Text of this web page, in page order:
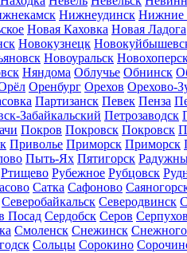
Нижнеудинск Нижние
Новая Каховка Новая Ладога
Новокузнецк
Новоуральск
Няндома Облучье Обнинск
Оренбург Орехов Орехово-
Партизанск Певек Пенза
Забайкальский Петрозаводск
Покров Покровск Покровск
Приволье Приморск Приморск
Пыть-Ях Пятигорск
Ртищево Рубежное Рубцовск
Сатка Сафоново
Северобайкальск Северодвинск
Посад Сердобск Серов Серпухов
Смоленск Снежинск
Сольцы Сорокино